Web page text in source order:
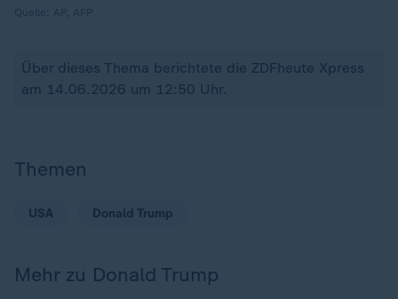
Über dieses Thema berichtete die ZDFheute Xpress
am 14.06.2026 um 12:50 Uhr.
Themen
USA Donald Trump
Mehr zu Donald Trump